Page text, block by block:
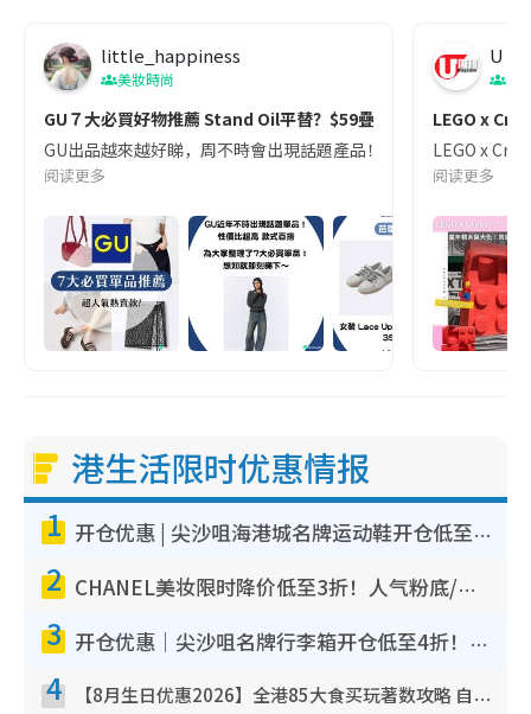
little_happiness
美妝時尚
GU７大必買好物推薦 Stand Oil平替？$59疊穿神器
GU出品越來越好睇，周不時會出現話題產品！為大家整合了GU
阅读更多
U
美
LEGO x
LEGO x
阅读更多
港生活限时优惠情报
1 开仓优惠 | 尖沙咀海港城名牌运动鞋开仓低至1折！On鞋$899起/Joy&Peace鞋履$98起
2 CHANEL美妆限时降价低至3折！人气粉底/唇膏/精华液低至$275！COCO香水都有平
3 开仓优惠｜尖沙咀名牌行李箱开仓低至4折！一连5日 American Tourister/ace./Hallmark $200起
4 【8月生日优惠2026】全港85大食买玩著数攻略 自助餐/火锅放题同行免费＋诚品/DONKI送现金券